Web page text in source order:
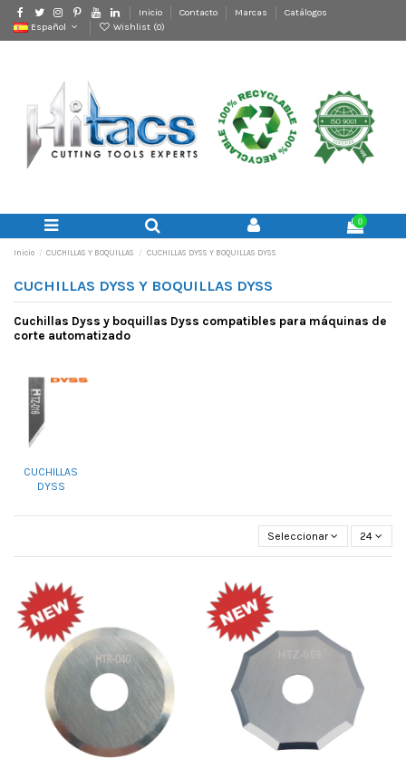
Inicio Contacto Marcas
Catálogos
Español
Wishlist (0)
0
Inicio CUCHILLAS Y BOQUILLAS CUCHILLAS DYSS Y BOQUILLAS DYSS
CUCHILLAS DYSS Y BOQUILLAS DYSS
Cuchillas Dyss y boquillas Dyss compatibles para máquinas de
corte automatizado
CUCHILLAS
DYSS
Seleccionar 24